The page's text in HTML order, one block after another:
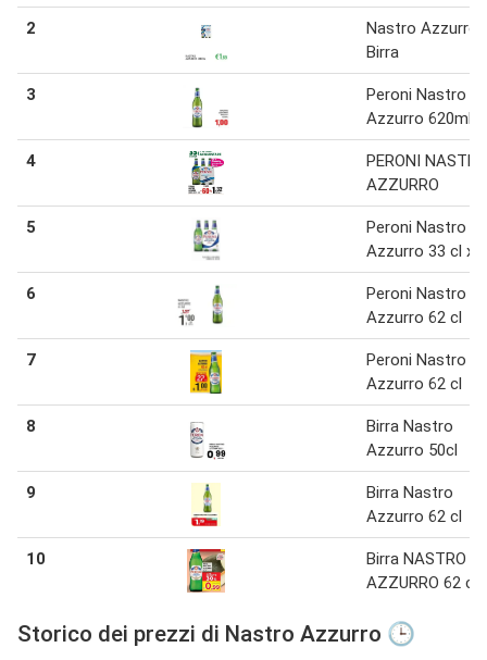
2
Nastro Azzurro
Birra
3
Peroni Nastro
Azzurro 620ml
4
PERONI NASTRO
AZZURRO
5
Peroni Nastro
Azzurro 33 cl x 3
6
Peroni Nastro
Azzurro 62 cl
7
Peroni Nastro
Azzurro 62 cl
8
Birra Nastro
Azzurro 50cl
9
Birra Nastro
Azzurro 62 cl
10
Birra NASTRO
AZZURRO 62 cl
Storico dei prezzi di Nastro Azzurro 🕒